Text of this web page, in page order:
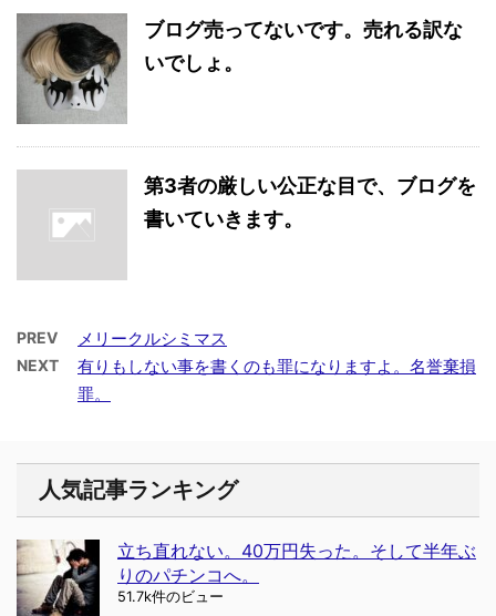
ブログ売ってないです。売れる訳な
いでしょ。
第3者の厳しい公正な目で、ブログを
書いていきます。
PREV メリークルシミマス
NEXT
有りもしない事を書くのも罪になりますよ。名誉棄損
罪。
人気記事ランキング
立ち直れない。40万円失った。そして半年ぶ
りのパチンコへ。
51.7k件のビュー